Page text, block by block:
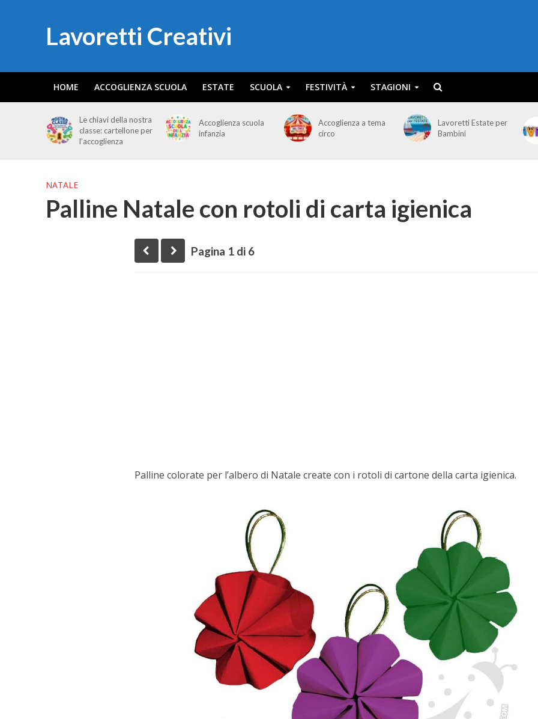
Lavoretti Creativi
HOME ACCOGLIENZA SCUOLA ESTATE SCUOLA FESTIVITÀ STAGIONI
Le chiavi della nostra
classe: cartellone per
l’accoglienza
Accoglienza scuola
infanzia
Accoglienza a tema
circo
Lavoretti Estate per
Bambini
NATALE
Palline Natale con rotoli di carta igienica
Pagina 1 di 6
Palline colorate per l’albero di Natale create con i rotoli di cartone della carta igienica.